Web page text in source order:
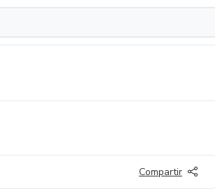
Compartir